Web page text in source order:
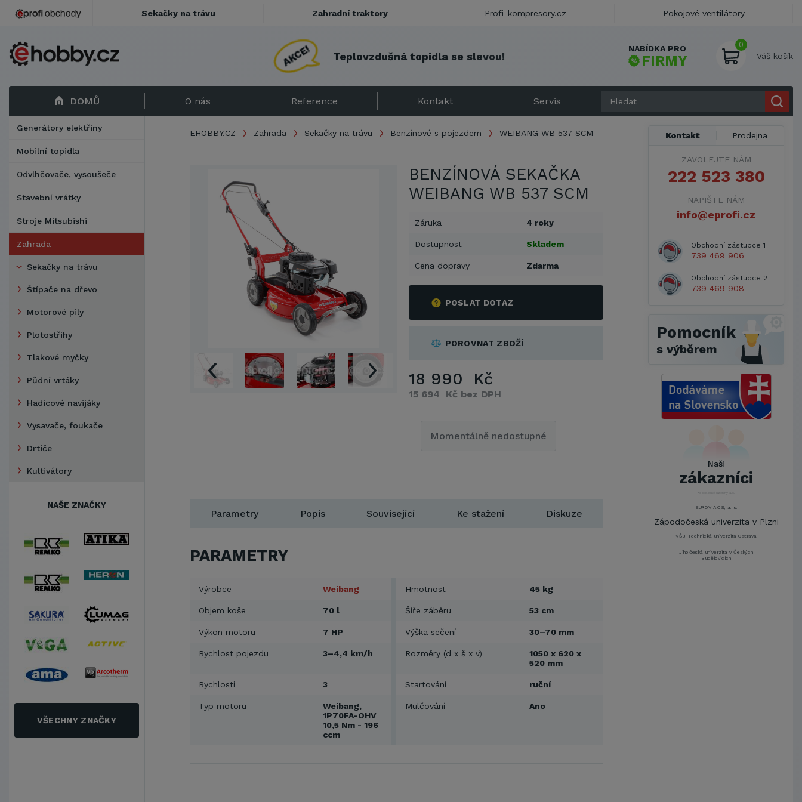
Teplovzdušná topidla se slevou!
NABÍDKA PRO
FIRMY
0
Váš košík
DOMŮ O nás Reference Kontakt Servis
Generátory elektřiny
Mobilní topidla
Odvlhčovače, vysoušeče
Stavební vrátky
Stroje Mitsubishi
Zahrada
Sekačky na trávu
Štípače na dřevo
Motorové pily
Plotostřihy
Tlakové myčky
Půdní vrtáky
Hadicové navijáky
Vysavače, foukače
Drtiče
Kultivátory
NAŠE ZNAČKY
VŠECHNY ZNAČKY
EHOBBY.CZ Zahrada Sekačky na trávu Benzínové s pojezdem WEIBANG WB 537 SCM
BENZÍNOVÁ SEKAČKA
WEIBANG WB 537 SCM
Záruka 4 roky
Dostupnost Skladem
Cena dopravy Zdarma
POSLAT DOTAZ
POROVNAT ZBOŽÍ
18 990 Kč
15 694 Kč bez DPH
Momentálně nedostupné
Parametry Popis Související Ke stažení Diskuze
PARAMETRY
Výrobce Weibang Hmotnost 45 kg
Objem koše 70 l Šíře záběru 53 cm
Výkon motoru 7 HP Výška sečení 30–70 mm
Rychlost pojezdu 3–4,4 km/h Rozměry (d x š x v)
1050 x 620 x
520 mm
Rychlosti 3 Startování ruční
Typ motoru
Weibang,
1P70FA-OHV
10,5 Nm - 196
ccm
Mulčování Ano
Kontakt Prodejna
ZAVOLEJTE NÁM
222 523 380
NAPIŠTE NÁM
info@eprofi.cz
Obchodní zástupce 1
739 469 906
Obchodní zástupce 2
739 469 908
Pomocník
s výběrem
Naši
zákazníci
UNIVERZITA PARDUBICE
Arcibiskupství pražské
Kostelecké uzeniny a.s.
EUROVIA CS, a. s.
Zápodočeská univerzita v Plzni
VŠB-Technická univerzita Ostrava
Jihočeská univerzita v Českých
Metrostav a.s.
Sekačky na trávu Zahradní traktory Profi-kompresory.cz Pokojové ventilátory